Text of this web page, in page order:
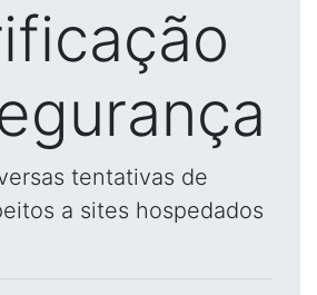
tentativas de
a sites hospedados